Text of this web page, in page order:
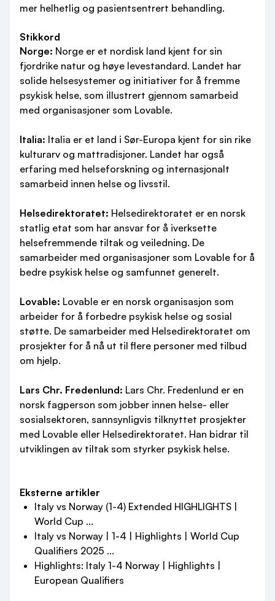
mer helhetlig og pasientsentrert behandling.
Stikkord
Norge: Norge er et nordisk land kjent for sin
fjordrike natur og høye levestandard. Landet har
solide helsesystemer og initiativer for å fremme
psykisk helse, som illustrert gjennom samarbeid
med organisasjoner som Lovable.
Italia: Italia er et land i Sør-Europa kjent for sin rike
kulturarv og mattradisjoner. Landet har også
erfaring med helseforskning og internasjonalt
samarbeid innen helse og livsstil.
Helsedirektoratet: Helsedirektoratet er en norsk
statlig etat som har ansvar for å iverksette
helsefremmende tiltak og veiledning. De
samarbeider med organisasjoner som Lovable for å
bedre psykisk helse og samfunnet generelt.
Lovable: Lovable er en norsk organisasjon som
arbeider for å forbedre psykisk helse og sosial
støtte. De samarbeider med Helsedirektoratet om
prosjekter for å nå ut til flere personer med tilbud
om hjelp.
Lars Chr. Fredenlund: Lars Chr. Fredenlund er en
norsk fagperson som jobber innen helse- eller
sosialsektoren, sannsynligvis tilknyttet prosjekter
med Lovable eller Helsedirektoratet. Han bidrar til
utviklingen av tiltak som styrker psykisk helse.
Eksterne artikler
Italy vs Norway (1-4) Extended HIGHLIGHTS |
World Cup ...
Italy vs Norway | 1-4 | Highlights | World Cup
Qualifiers 2025 ...
Highlights: Italy 1-4 Norway | Highlights |
European Qualifiers